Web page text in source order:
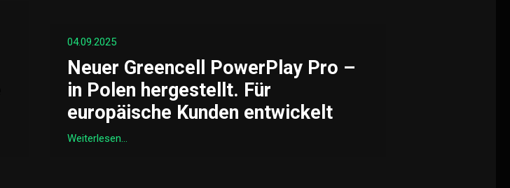
04.09.2025
Neuer Greencell PowerPlay Pro –
in Polen hergestellt. Für
europäische Kunden entwickelt
Weiterlesen...